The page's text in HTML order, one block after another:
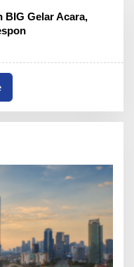
BIG Gelar Acara,